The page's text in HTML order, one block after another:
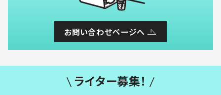
お問い合わせページへ
ライター募集！